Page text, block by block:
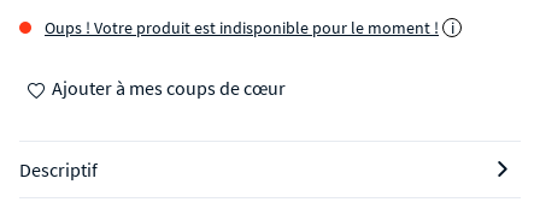
Oups ! Votre produit est indisponible pour le moment ! i
Ajouter à mes coups de cœur
Descriptif